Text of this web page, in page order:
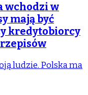
wchodzi w
mają być
kredytobiorcy